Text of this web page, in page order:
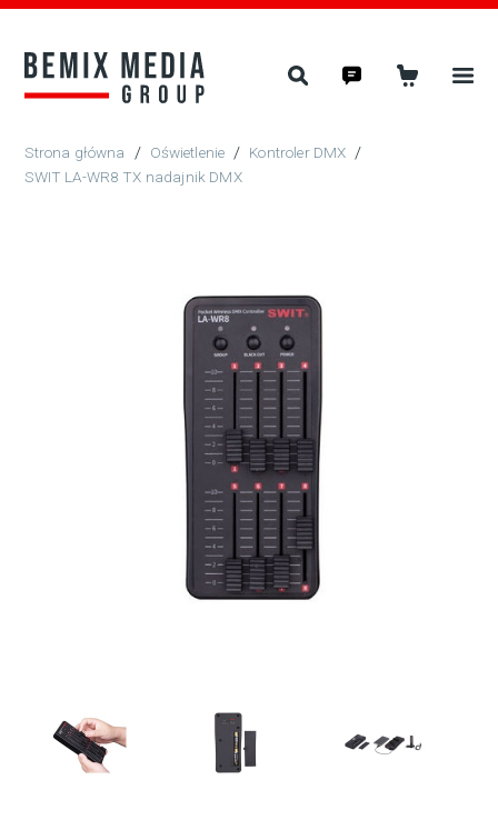
/ Oświetlenie / Kontroler DMX /
SWIT LA-WR8 TX nadajnik DMX